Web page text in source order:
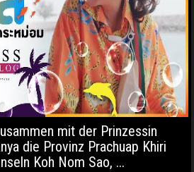
mit der Prinzessin
die Provinz Prachuap Khiri
Koh Nom Sao, ...